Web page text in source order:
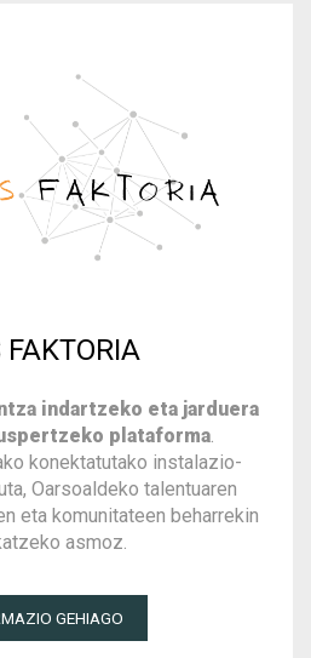
FAKTORIA
indartzeko eta jarduera
plataforma
konektatutako instalazio-
Oarsoaldeko talentuaren
eta komunitateen beharrekin
asmoz.
GEHIAGO